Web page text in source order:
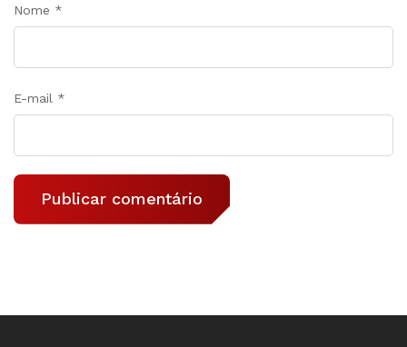
Nome *
E-mail *